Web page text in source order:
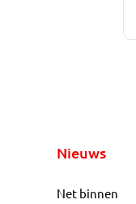
Nieuws
Net binnen